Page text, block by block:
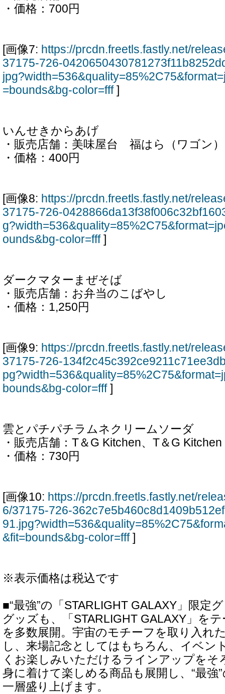
・価格：700円
[画像7: https://prcdn.freetls.fastly.net/
37175-726-
=bounds&bg-color=fff]
いんせきからあげ
・販売店舗：美味屋台 福はら（ワゴン）
・価格：400円
[画像8: https://prcdn.freetls.fastly.net/
37175-726-
ounds&bg-color=fff]
ダークマターまぜそば
・販売店舗：お弁当のこばやし
・価格：1,250円
[画像9: https://prcdn.freetls.fastly.net/
37175-726-
bounds&bg-color=fff]
雲とパチパチラムネクリームソーダ
・販売店舗：T＆G Kitchen、T＆G Kitchen
・価格：730円
[画像10: https://prcdn.freetls.fastly.net/
6/37175-726-
&fit=bounds&bg-color=fff]
※表示価格は税込です
■“最強”の「STARLIGHT GALAXY」限定
グッズも、「STARLIGHT GALAXY」を
を多数展開。宇宙のモチーフを取り入れ
し、来場記念としてはもちろん、イベン
くお楽しみいただけるラインアップをそ
身に着けて楽しめる商品も展開し、“最強
一層盛り上げます。